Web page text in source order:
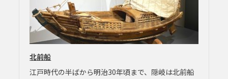
北前船
江戸時代の半ばから明治30年頃まで、隠岐は北前船